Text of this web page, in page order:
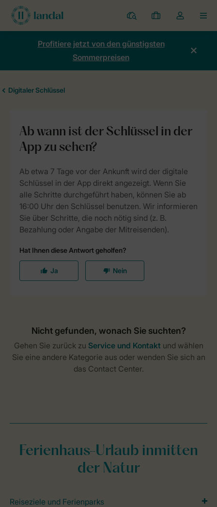
Ferienparks
Meine
Buchungen
Dropdown-
Menü
Kontos
Profitiere jetzt von den günstigsten
Sommerpreisen
Ferienhaus-Urlaub inmitten
der Natur
Reiseziele und Ferienparks